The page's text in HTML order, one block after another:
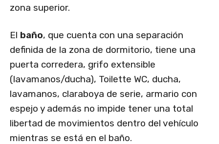
zona superior.
El baño, que cuenta con una separación
definida de la zona de dormitorio, tiene una
puerta corredera, grifo extensible
(lavamanos/ducha), Toilette WC, ducha,
lavamanos, claraboya de serie, armario con
espejo y además no impide tener una total
libertad de movimientos dentro del vehículo
mientras se está en el baño.